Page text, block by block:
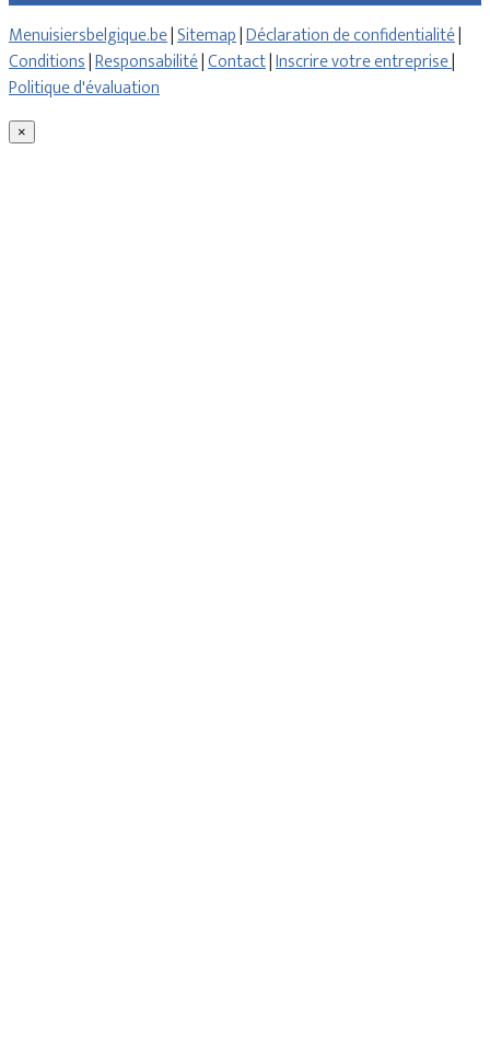
Menuisiersbelgique.be|Sitemap|Déclaration de confidentialité|
Conditions|Responsabilité|Contact|Inscrire votre entreprise|
Politique d'évaluation
×